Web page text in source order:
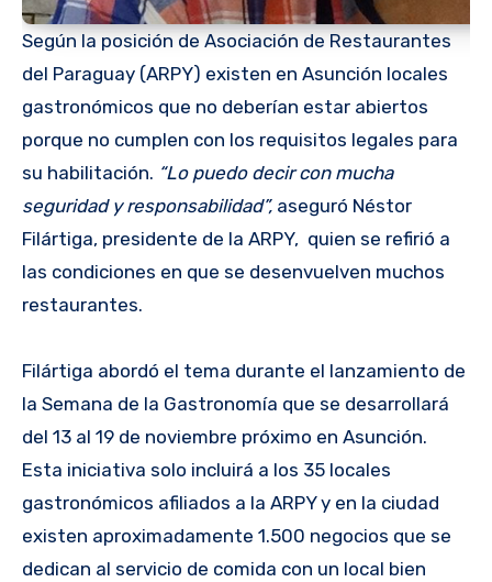
Según la posición de Asociación de Restaurantes
del Paraguay (ARPY) existen en Asunción locales
gastronómicos que no deberían estar abiertos
porque no cumplen con los requisitos legales para
su habilitación. “Lo puedo decir con mucha
seguridad y responsabilidad”, aseguró Néstor
Filártiga, presidente de la ARPY, quien se refirió a
las condiciones en que se desenvuelven muchos
restaurantes.
Filártiga abordó el tema durante el lanzamiento de
la Semana de la Gastronomía que se desarrollará
del 13 al 19 de noviembre próximo en Asunción.
Esta iniciativa solo incluirá a los 35 locales
gastronómicos afiliados a la ARPY y en la ciudad
existen aproximadamente 1.500 negocios que se
dedican al servicio de comida con un local bien